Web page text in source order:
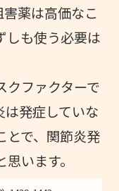
薬は高価なこ
しも使う必要は
クファクターで
は発症していな
とで、関節炎発
います。